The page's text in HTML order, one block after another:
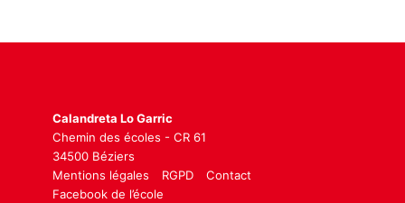
Calandreta Lo Garric
Chemin des écoles - CR 61
34500 Béziers
Mentions légales
RGPD
Contact
Facebook de l’école